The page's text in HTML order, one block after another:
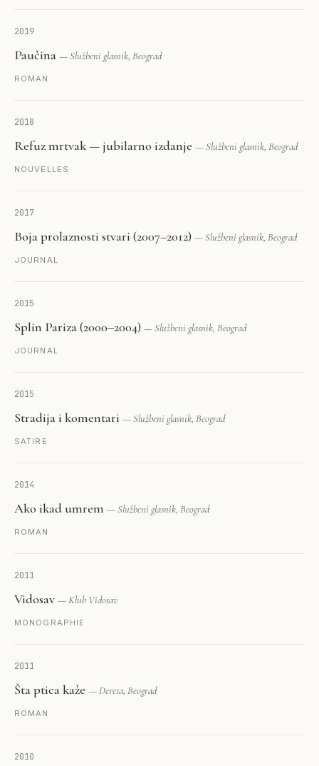
2019
Paučina — Službeni glasnik, Beograd
ROMAN
2018
Refuz mrtvak — jubilarno izdanje — Službeni glasnik, Beograd
NOUVELLES
2017
Boja prolaznosti stvari (2007–2012) — Službeni glasnik, Beograd
JOURNAL
2015
Splin Pariza (2000–2004) — Službeni glasnik, Beograd
JOURNAL
2015
Stradija i komentari — Službeni glasnik, Beograd
SATIRE
2014
Ako ikad umrem — Službeni glasnik, Beograd
ROMAN
2011
Vidosav — Klub Vidosav
MONOGRAPHIE
2011
Šta ptica kaže — Dereta, Beograd
ROMAN
2010